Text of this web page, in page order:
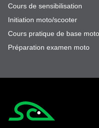
Cours de sensibilisation
Initiation moto/scooter
Cours pratique de base
Préparation examen moto